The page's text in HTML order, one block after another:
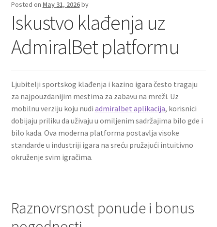
More info
My account
Modellers gallery
child
menu
Posted on May 31, 2026by
Iskustvo klađenja uz
AdmiralBet platformu
Ljubitelji sportskog klađenja i kazino igara često tragaju
za najpouzdanijim mestima za zabavu na mreži. Uz
mobilnu verziju koju nudi admiralbet aplikacija, korisnici
dobijaju priliku da uživaju u omiljenim sadržajima bilo gde i
bilo kada. Ova moderna platforma postavlja visoke
standarde u industriji igara na sreću pružajući intuitivno
okruženje svim igračima.
Raznovrsnost ponude i bonus